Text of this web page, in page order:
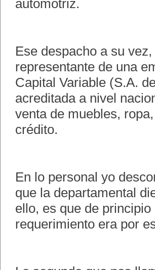
automotriz.
Ese despacho a su
representante de una
Capital Variable (S.A.
acreditada a nivel
venta de muebles,
crédito.
En lo personal yo
que la departamental
ello, es que de
requerimiento era por